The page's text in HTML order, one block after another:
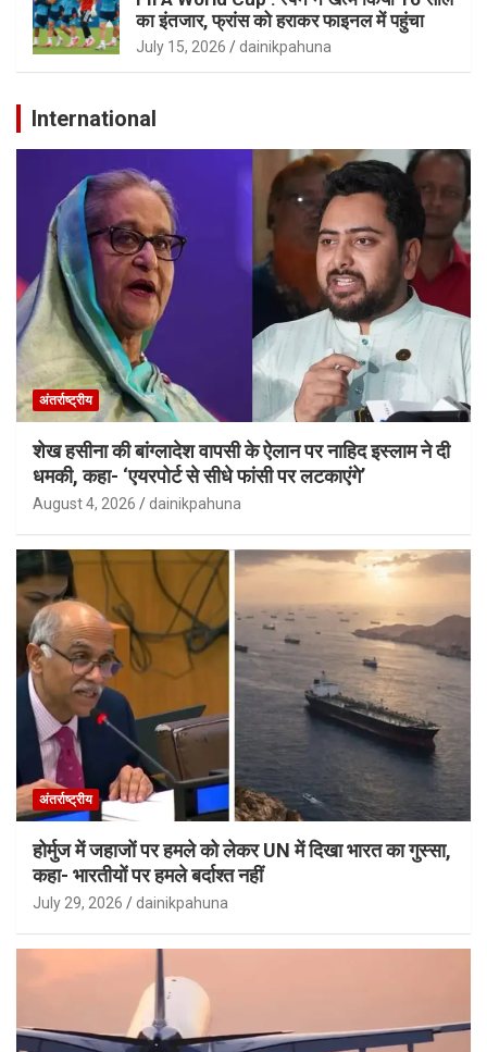
का इंतजार, फ्रांस को हराकर फाइनल में पहुंचा
July 15, 2026 dainikpahuna
International
अंतर्राष्ट्रीय
शेख हसीना की बांग्लादेश वापसी के ऐलान पर नाहिद इस्लाम ने दी
धमकी, कहा- ‘एयरपोर्ट से सीधे फांसी पर लटकाएंगे’
August 4, 2026 dainikpahuna
अंतर्राष्ट्रीय
होर्मुज में जहाजों पर हमले को लेकर UN में दिखा भारत का गुस्सा,
कहा- भारतीयों पर हमले बर्दाश्त नहीं
July 29, 2026 dainikpahuna